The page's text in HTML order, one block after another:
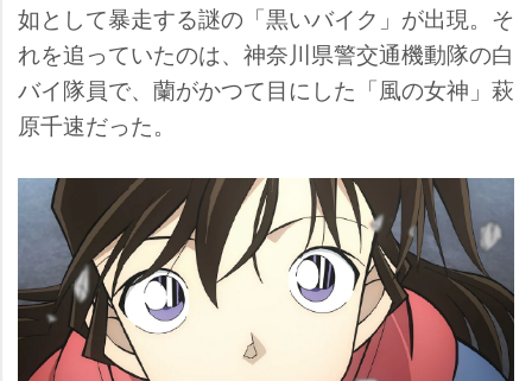
如として暴走する謎の「黒いバイク」が出現。そ
れを追っていたのは、神奈川県警交通機動隊の白
バイ隊員で、蘭がかつて目にした「風の女神」萩
原千速だった。